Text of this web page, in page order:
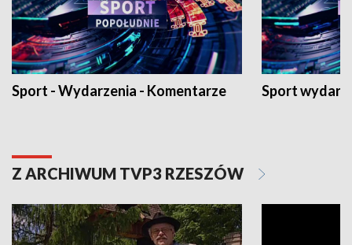
Sport - Wydarzenia - Komentarze Sport
Z ARCHIWUM TVP3 RZESZÓW